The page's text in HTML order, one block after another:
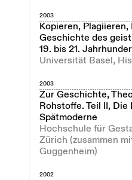
2003
Kopieren,
Geschichte des
19. bis 21.
Universität Basel,
2003
Zur Geschichte,
Rohstoffe. Teil II,
Spätmoderne
Hochschule für
Zürich (zusammen
Guggenheim)
2002